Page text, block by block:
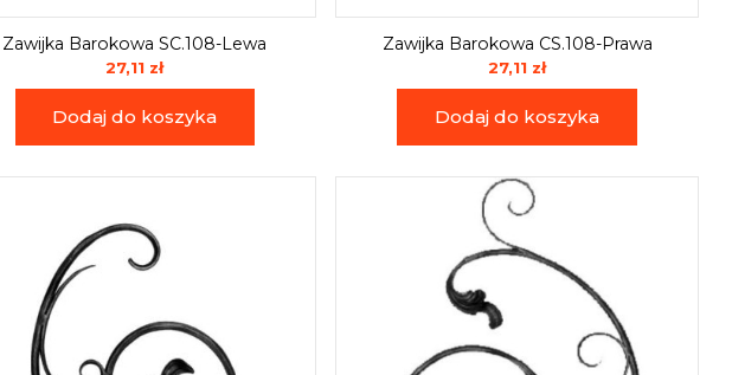
Zawijka Barokowa SC.108-Lewa
27,11 zł
Dodaj do koszyka
Zawijka Barokowa CS.108-Prawa
27,11 zł
Dodaj do koszyka